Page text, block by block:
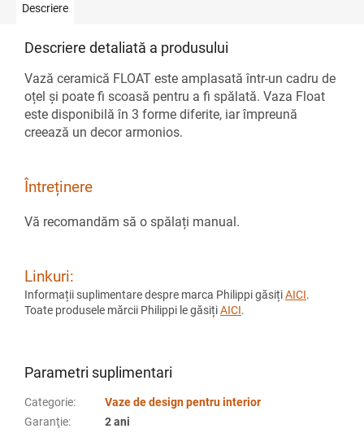
Descriere
Descriere detaliată a produsului
Vază ceramică FLOAT este amplasată într-un cadru de
oțel și poate fi scoasă pentru a fi spălată. Vaza Float
este disponibilă în 3 forme diferite, iar împreună
creează un decor armonios.
Întreținere
Vă recomandăm să o spălați manual.
Linkuri:
Informații suplimentare despre marca Philippi găsițiAICI.
Toate produsele mărcii Philippi le găsițiAICI.
Parametri suplimentari
Categorie:
Vaze de design pentru interior
Garanţie:
2 ani